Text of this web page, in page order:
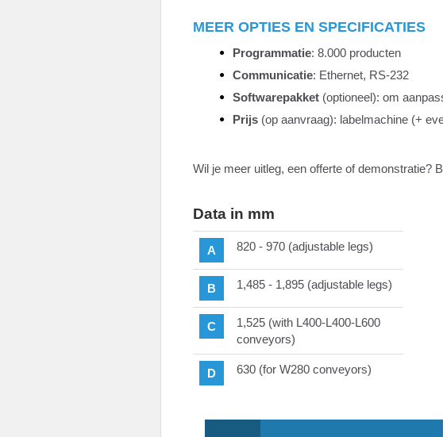
MEER OPTIES EN SPECIFICATIES
Programmatie: 8.000 producten
Communicatie: Ethernet, RS-232
Softwarepakket (optioneel): om
Prijs (op aanvraag): labelmachine (+
Wil je meer uitleg, een offerte of demonstratie?
Data in mm
A 820 - 970 (adjustable legs)
B 1,485 - 1,895 (adjustable legs)
C
1,525 (with L400-L400-L600
conveyors)
D 630 (for W280 conveyors)